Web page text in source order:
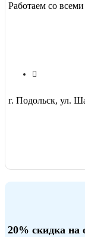
Работаем со
г. Подольск, ул.
20% скидка на